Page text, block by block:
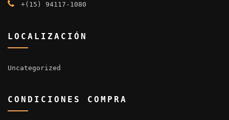
+(15) 94117-1080
LOCALIZACIÓN
Uncategorized
CONDICIONES COMPRA